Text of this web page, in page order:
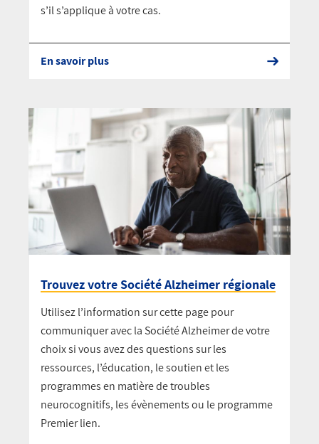
s’il s’applique à votre cas.
En savoir plus
Trouvez votre Société Alzheimer régionale
Utilisez l’information sur cette page pour
communiquer avec la Société Alzheimer de votre
choix si vous avez des questions sur les
ressources, l’éducation, le soutien et les
programmes en matière de troubles
neurocognitifs, les évènements ou le programme
Premier lien.